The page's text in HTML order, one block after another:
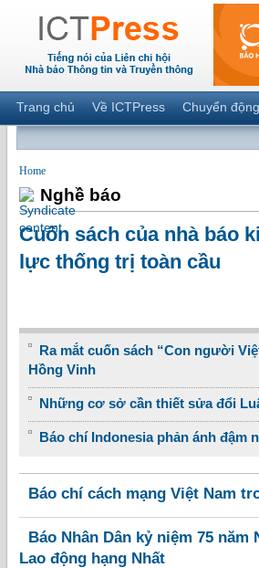
Trang chủ Về ICTPress Chuyển
Home
Nghề báo
Cuốn sách của nhà báo
lực thống trị toàn cầu
Ra mắt cuốn sách “Con người
Hồng Vinh
Những cơ sở cần thiết sửa đổi
Báo chí Indonesia phản ánh đậm
Báo chí cách mạng Việt Nam
Báo Nhân Dân kỷ niệm 75
Lao động hạng Nhất